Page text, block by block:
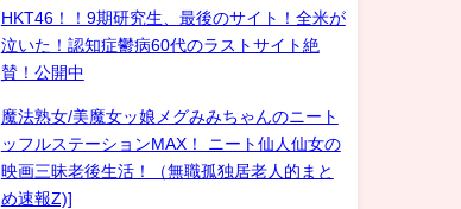
HKT46！！9期研究生、最後のサイト！全米が
泣いた！認知症鬱病60代のラストサイト絶
賛！公開中
魔法熟女/美魔女ッ娘メグみみちゃんのニート
ッフルステーションMAX！ ニート仙人仙女の
映画三昧老後生活！（無職孤独居老人的まと
め速報Z)]